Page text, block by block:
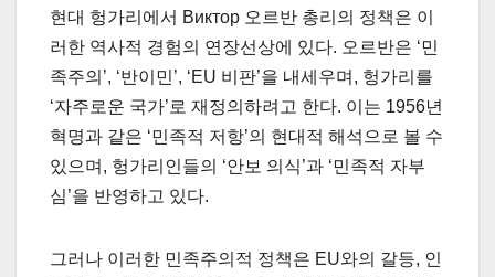
현대 헝가리에서 Виктор 오르반 총리의 정책은 이
러한 역사적 경험의 연장선상에 있다. 오르반은 ‘민
족주의’, ‘반이민’, ‘EU 비판’을 내세우며, 헝가리를
‘자주로운 국가’로 재정의하려고 한다. 이는 1956년
혁명과 같은 ‘민족적 저항’의 현대적 해석으로 볼 수
있으며, 헝가리인들의 ‘안보 의식’과 ‘민족적 자부
심’을 반영하고 있다.
그러나 이러한 민족주의적 정책은 EU와의 갈등, 인